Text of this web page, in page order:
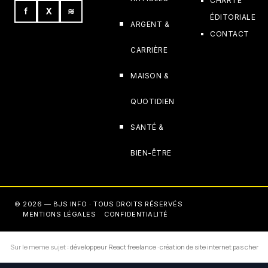
f X ≋
ARGENT &
CARRIÈRE
MAISON &
QUOTIDIEN
SANTÉ &
BIEN-ÊTRE
ÉDITORIALE
CONTACT
© 2026 — BJS INFO · TOUS DROITS RÉSERVÉS
MENTIONS LÉGALES
CONFIDENTIALITÉ
Sur le meme sujet : développeur React freelance·création de site internet pas cher